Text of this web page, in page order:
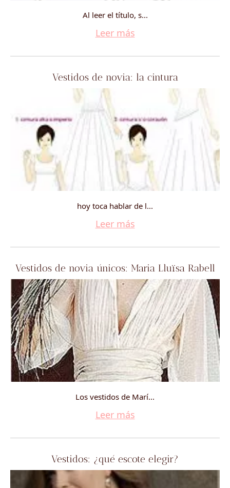
Al leer el título, s...
Leer más
Vestidos de novia: la cintura
hoy toca hablar de l...
Leer más
Vestidos de novia únicos: Maria Lluïsa Rabell
Los vestidos de Marí...
Leer más
Vestidos: ¿qué escote elegir?